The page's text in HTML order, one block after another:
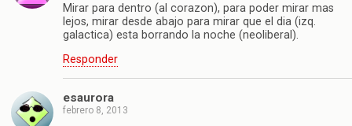
Mirar para dentro (al corazon), para poder mirar mas
lejos, mirar desde abajo para mirar que el dia (izq.
galactica) esta borrando la noche (neoliberal).
Responder
esaurora
febrero 8, 2013